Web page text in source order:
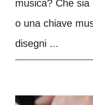
musica? Che
o una chiave
disegni ...